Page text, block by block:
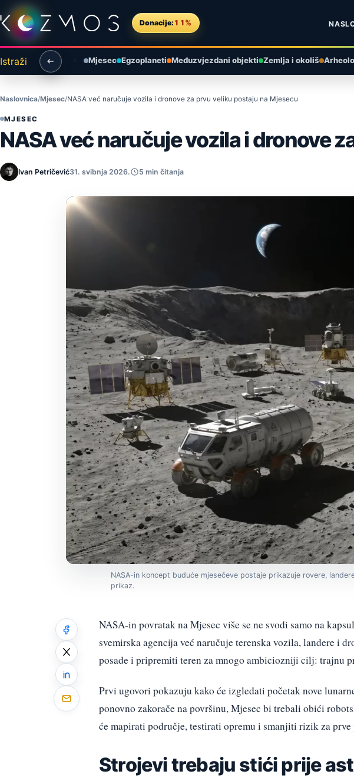
Preskoči na sadržaj
Donacije: 11%
Istraži Mjesec Egzoplaneti Međuzvjezdani objekti Zemlja i okoliš
Naslovnica Mjesec NASA već naručuje vozila i dronove za prvu veliku postaju na Mjesecu
MJESEC
NASA već naručuje vozila i dronove
Ivan Petričević31. svibnja 2026. 5 min čitanja
NASA-in koncept buduće mjesečeve postaje prikazuje rovere,
prikaz.
NASA-in povratak na Mjesec više se ne svodi samo na
svemirska agencija već naručuje terenska vozila, landere i
posade i pripremiti teren za mnogo ambiciozniji cilj: trajnu
Prvi ugovori pokazuju kako će izgledati početak nove
ponovno zakorače na površinu, Mjesec bi trebali obići
će mapirati područje, testirati opremu i smanjiti rizik za prve
Strojevi trebaju stići prije